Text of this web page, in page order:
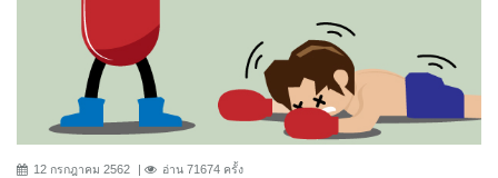
12 กรกฎาคม 2562 อ่าน 71674 ครั้ง